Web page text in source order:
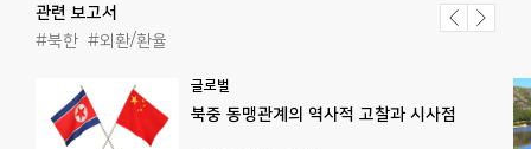
관련 보고서
#북한 #외환/환율
글로벌
북중 동맹관계의 역사적 고찰과 시사점